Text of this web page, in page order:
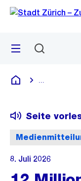
Navigation
Sprunglink
Menü
Deutsch
Seite
8. Juli 2026